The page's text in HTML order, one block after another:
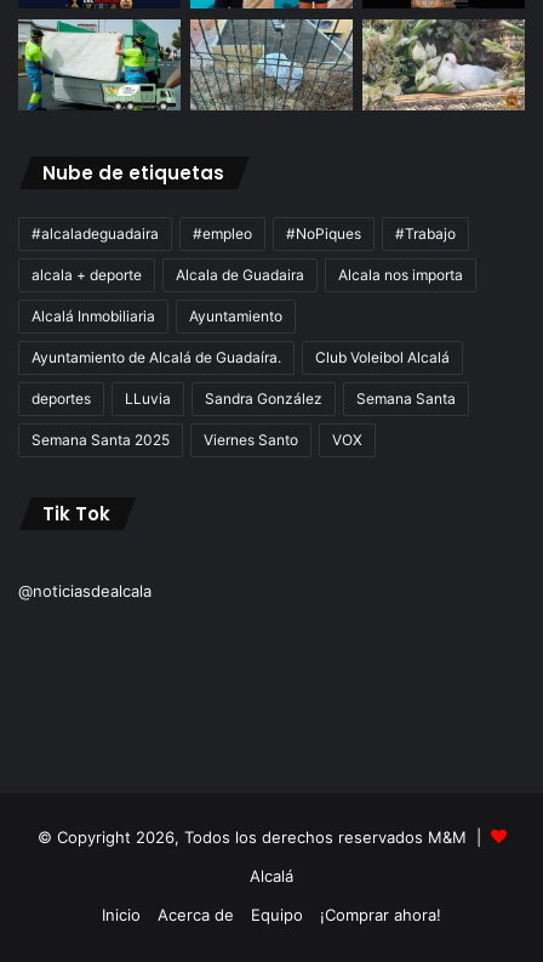
Nube de etiquetas
#alcaladeguadaira #empleo #NoPiques #Trabajo
alcala + deporte Alcala de Guadaira Alcala nos importa
Alcalá Inmobiliaria Ayuntamiento
Ayuntamiento de Alcalá de Guadaíra. Club Voleibol Alcalá
deportes LLuvia Sandra González Semana Santa
Semana Santa 2025 Viernes Santo VOX
Tik Tok
@noticiasdealcala
© Copyright 2026, Todos los derechos reservados M&M |
Alcalá
Inicio
Acerca de Equipo ¡Comprar ahora!